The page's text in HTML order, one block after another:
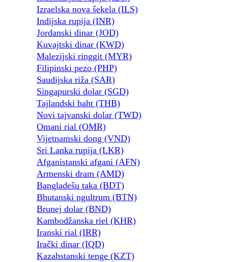
Izraelska nova šekela (ILS)
Indijska rupija (INR)
Jordanski dinar (JOD)
Kuvajtski dinar (KWD)
Malezijski ringgit (MYR)
Filipinski pezo (PHP)
Saudijska riža (SAR)
Singapurski dolar (SGD)
Tajlandski baht (THB)
Novi tajvanski dolar (TWD)
Omani rial (OMR)
Vijetnamski dong (VND)
Sri Lanka rupija (LKR)
Afganistanski afgani (AFN)
Armenski dram (AMD)
Bangladešu taka (BDT)
Bhutanski ngultrum (BTN)
Brunej dolar (BND)
Kambodžanska riel (KHR)
Iranski rial (IRR)
Irački dinar (IQD)
Kazahstanski tenge (KZT)